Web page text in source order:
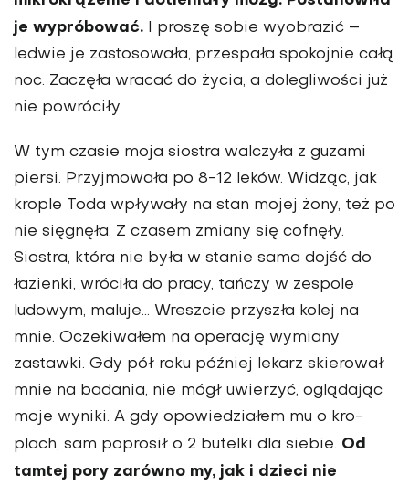
je wypróbować. I proszę sobie wyobrazić –
ledwie je zastosowała, przespała spokojnie całą
noc. Zaczęła wracać do życia, a dolegliwości już
nie powróciły.
W tym czasie moja siostra walczyła z guzami
piersi. Przyjmowała po 8-12 leków. Widząc, jak
krople Toda wpływały na stan mojej żony, też po
nie sięgnęła. Z czasem zmiany się cofnęły.
Siostra, która nie była w stanie sama dojść do
łazienki, wróciła do pracy, tań­czy w zespole
ludowym, maluje… Wresz­cie przyszła kolej na
mnie. Oczekiwałem na operację wymiany
zastawki. Gdy pół roku później lekarz skierował
mnie na ba­dania, nie mógł uwierzyć, oglądając
moje wyniki. A gdy opowiedziałem mu o kro­
plach, sam poprosił o 2 butelki dla siebie. Od
tamtej pory zarówno my, jak i dzieci nie